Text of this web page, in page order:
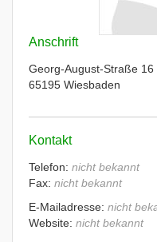
Anschrift
Georg-August-Straße 16
65195 Wiesbaden
Kontakt
Telefon: nicht bekannt
Fax: nicht bekannt
E-Mailadresse: nicht
Website: nicht bekannt